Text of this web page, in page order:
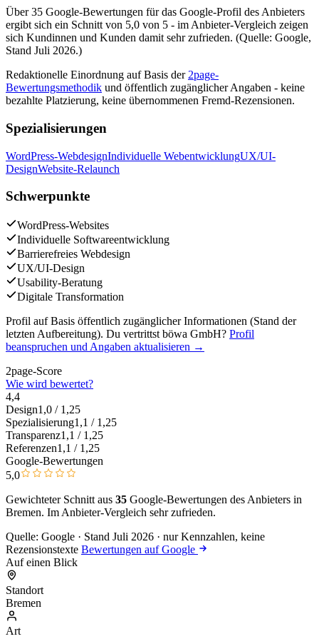
Über 35 Google-Bewertungen für das Google-Profil des Anbieters
ergibt sich ein Schnitt von 5,0 von 5 - im Anbieter-Vergleich zeigen
sich Kundinnen und Kunden damit sehr zufrieden. (Quelle: Google,
Stand Juli 2026.)
Redaktionelle Einordnung auf Basis der 2page-
Bewertungsmethodik und öffentlich zugänglicher Angaben - keine
bezahlte Platzierung, keine übernommenen Fremd-Rezensionen.
Spezialisierungen
WordPress-WebdesignIndividuelle WebentwicklungUX/UI-
DesignWebsite-Relaunch
Schwerpunkte
WordPress-Websites
Individuelle Softwareentwicklung
Barrierefreies Webdesign
UX/UI-Design
Usability-Beratung
Digitale Transformation
Profil auf Basis öffentlich zugänglicher Informationen (Stand der
letzten Aufbereitung). Du vertrittst böwa GmbH? Profil
beanspruchen und Angaben aktualisieren →
2page-Score
Wie wird bewertet?
4,4
Design1,0 / 1,25
Spezialisierung1,1 / 1,25
Transparenz1,1 / 1,25
Referenzen1,1 / 1,25
Google-Bewertungen
5,0
Gewichteter Schnitt aus 35 Google-Bewertungen des Anbieters in
Bremen. Im Anbieter-Vergleich sehr zufrieden.
Quelle: Google · Stand Juli 2026 · nur Kennzahlen, keine
Rezensionstexte Bewertungen auf Google
Auf einen Blick
Standort
Bremen
Art